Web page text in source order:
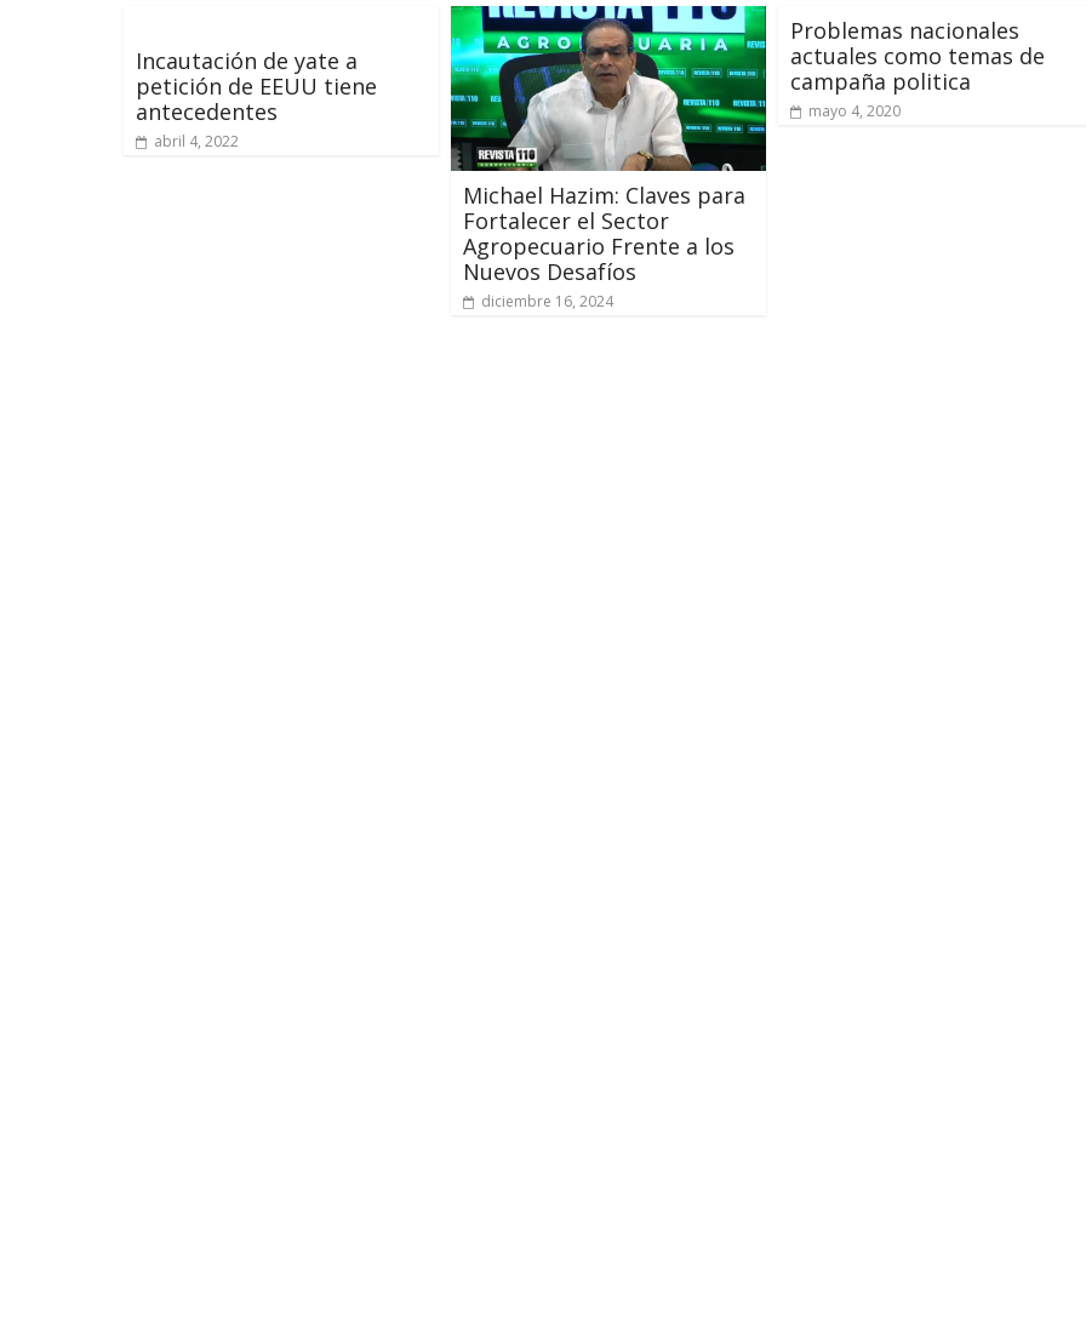
Incautación de yate a
petición de EEUU tiene
antecedentes
abril 4, 2022
Michael Hazim: Claves para
Fortalecer el Sector
Agropecuario Frente a los
Nuevos Desafíos
diciembre 16, 2024
Problemas nacionales
actuales como temas de
campaña politica
mayo 4, 2020